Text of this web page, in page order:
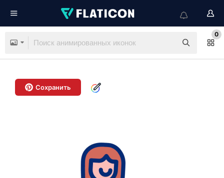
0
Сохранить